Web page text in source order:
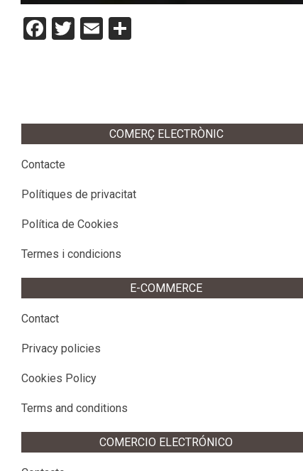
Facebook
TwitterEmail
COMERÇ ELECTRÒNIC
Contacte
Polítiques de privacitat
Política de Cookies
Termes i condicions
E-COMMERCE
Contact
Privacy policies
Cookies Policy
Terms and conditions
COMERCIO ELECTRÓNICO